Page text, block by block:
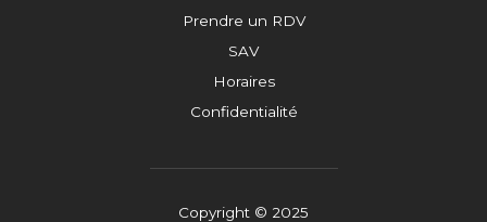
Prendre un RDV
SAV
Horaires
Confidentialité
Copyright © 2025